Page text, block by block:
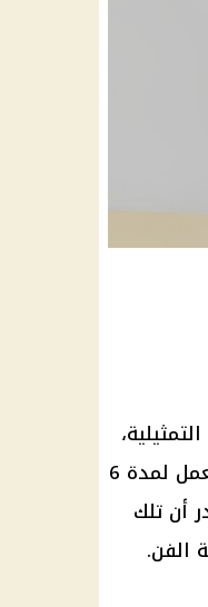
نظرا لكونه عضوا عاملا بها، وقد يواجه عقوبة الغرامة أو الإيقاف عن العمل لمدة 6
أن تلك
الفن.